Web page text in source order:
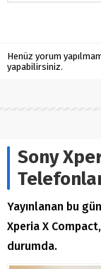
Henüz yorum
yapabilirsiniz.
Sony
Yayınlanan bu
Xperia X
durumda.